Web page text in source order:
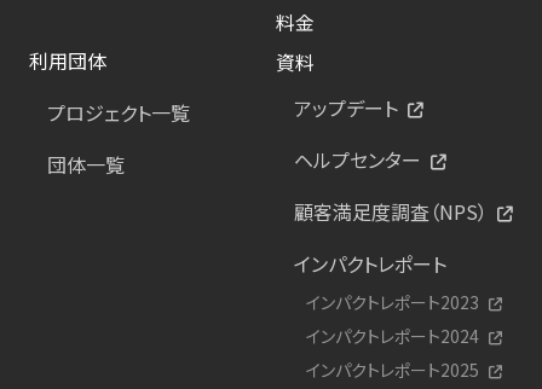
料金
利用団体
プロジェクト一覧
団体一覧
資料
アップデート
ヘルプセンター
顧客満足度調査（NPS）
インパクトレポート
インパクトレポート2023
インパクトレポート2024
インパクトレポート2025